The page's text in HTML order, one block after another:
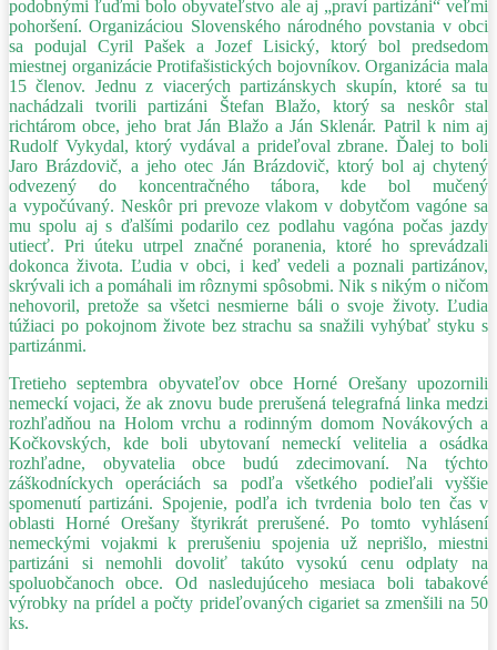
podobnými ľuďmi bolo obyvateľstvo ale aj „praví partizáni“ veľmi
pohoršení. Organizáciou Slovenského národného povstania v obci
sa podujal Cyril Pašek a Jozef Lisický, ktorý bol predsedom
miestnej organizácie Protifašistických bojovníkov. Organizácia mala
15 členov. Jednu z viacerých partizánskych skupín, ktoré sa tu
nachádzali tvorili partizáni Štefan Blažo, ktorý sa neskôr stal
richtárom obce, jeho brat Ján Blažo a Ján Sklenár. Patril k nim aj
Rudolf Vykydal, ktorý vydával a prideľoval zbrane. Ďalej to boli
Jaro Brázdovič, a jeho otec Ján Brázdovič, ktorý bol aj chytený
odvezený do koncentračného tábora, kde bol mučený
a vypočúvaný. Neskôr pri prevoze vlakom v dobytčom vagóne sa
mu spolu aj s ďalšími podarilo cez podlahu vagóna počas jazdy
utiecť. Pri úteku utrpel značné poranenia, ktoré ho sprevádzali
dokonca života. Ľudia v obci, i keď vedeli a poznali partizánov,
skrývali ich a pomáhali im rôznymi spôsobmi. Nik s nikým o ničom
nehovoril, pretože sa všetci nesmierne báli o svoje životy. Ľudia
túžiaci po pokojnom živote bez strachu sa snažili vyhýbať styku s
partizánmi.
Tretieho septembra obyvateľov obce Horné Orešany upozornili
nemeckí vojaci, že ak znovu bude prerušená telegrafná linka medzi
rozhľadňou na Holom vrchu a rodinným domom Novákových a
Kočkovských, kde boli ubytovaní nemeckí velitelia a osádka
rozhľadne, obyvatelia obce budú zdecimovaní. Na týchto
záškodníckych operáciách sa podľa všetkého podieľali vyššie
spomenutí partizáni. Spojenie, podľa ich tvrdenia bolo ten čas v
oblasti Horné Orešany štyrikrát prerušené. Po tomto vyhlásení
nemeckými vojakmi k prerušeniu spojenia už neprišlo, miestni
partizáni si nemohli dovoliť takúto vysokú cenu odplaty na
spoluobčanoch obce. Od nasledujúceho mesiaca boli tabakové
výrobky na prídel a počty prideľovaných cigariet sa zmenšili na 50
ks.